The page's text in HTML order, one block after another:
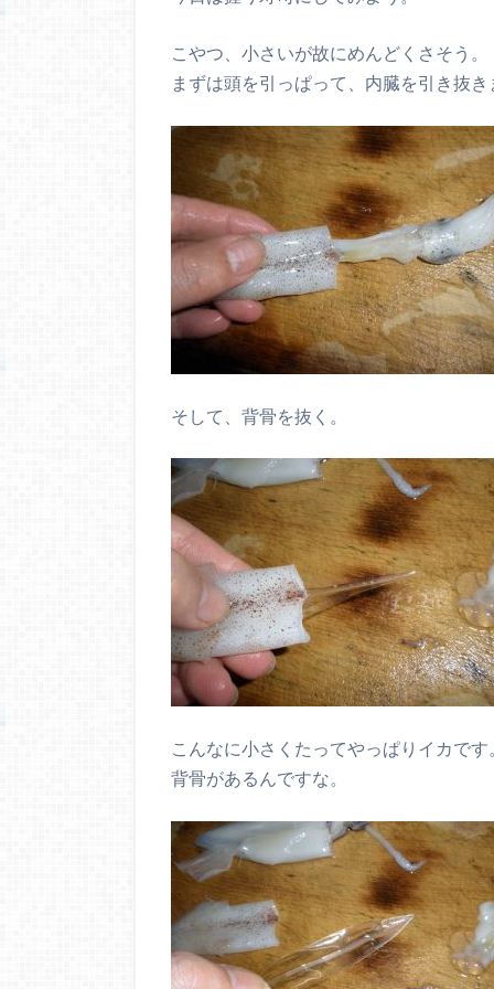
こやつ、小さいが故にめんどくさそう。
まずは頭を引っぱって、内臓を引き抜き
そして、背骨を抜く。
こんなに小さくたってやっぱりイカです
背骨があるんですな。